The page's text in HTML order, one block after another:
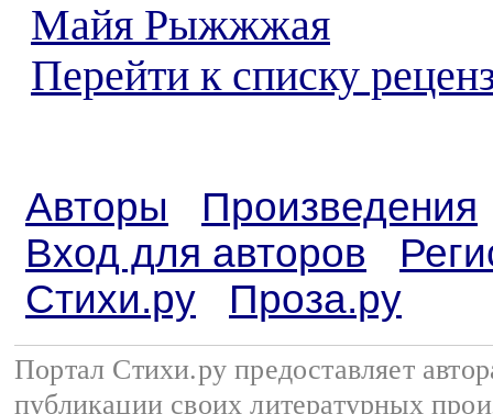
Майя Рыжжжая
Перейти к списку
Авторы
Произведения
Вход для авторов
Стихи.ру
Проза.ру
Портал Стихи.ру предоставляет
публикации своих литературных